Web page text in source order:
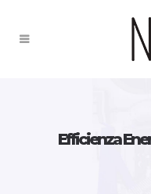
Efficienza